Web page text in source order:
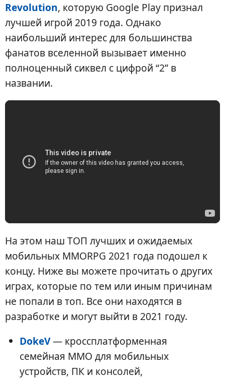
Revolution, которую Google Play признал
лучшей игрой 2019 года. Однако
наибольший интерес для большинства
фанатов вселенной вызывает именно
полноценный сиквел с цифрой “2” в
названии.
На этом наш ТОП лучших и ожидаемых
мобильных MMORPG 2021 года подошел к
концу. Ниже вы можете прочитать о других
играх, которые по тем или иным причинам
не попали в топ. Все они находятся в
разработке и могут выйти в 2021 году.
DokeV— кроссплатформенная
семейная MMO для мобильных
устройств, ПК и консолей,